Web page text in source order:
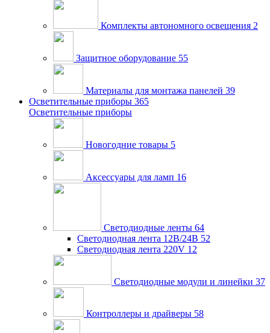
Комплекты автономного освещения 2
Защитное оборудование 55
Материалы для монтажа панелей 39
Осветительные приборы 365
Осветительные приборы
Новогодние товары 5
Аксессуары для ламп 16
Светодиодные ленты 64
Светодиодная лента 12В/24В 52
Светодиодная лента 220V 12
Светодиодные модули и линейки 37
Контроллеры и драйверы 58